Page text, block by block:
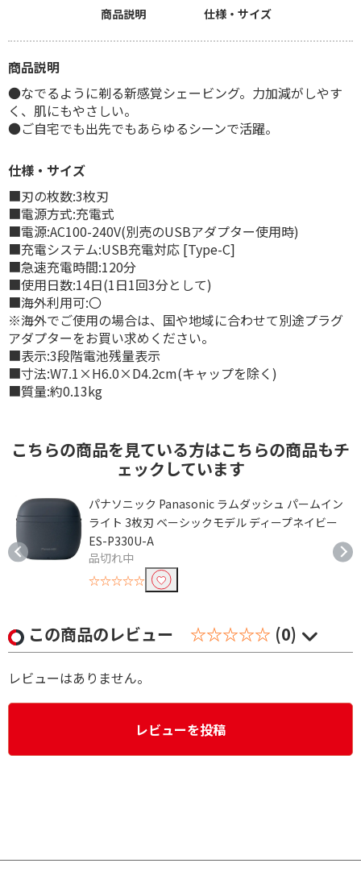
商品説明 仕様・サイズ
商品説明
●なでるように剃る新感覚シェービング。力加減がしやす
く、肌にもやさしい。
●ご自宅でも出先でもあらゆるシーンで活躍。
仕様・サイズ
■刃の枚数:3枚刃
■電源方式:充電式
■電源:AC100-240V(別売のUSBアダプター使用時)
■充電システム:USB充電対応 [Type-C]
■急速充電時間:120分
■使用日数:14日(1日1回3分として)
■海外利用可:〇
※海外でご使用の場合は、国や地域に合わせて別途プラグ
アダプターをお買い求めください。
■表示:3段階電池残量表示
■寸法:W7.1×H6.0×D4.2cm(キャップを除く)
■質量:約0.13kg
こちらの商品を見ている方はこちらの商品もチ
ェックしています
パナソニック Panasonic ラムダッシュ パームイン
ライト 3枚刃 ベーシックモデル ディープネイビー
ES-P330U-A
品切れ中
☆☆☆☆☆
この商品のレビュー ☆☆☆☆☆ (0)
レビューはありません。
レビューを投稿